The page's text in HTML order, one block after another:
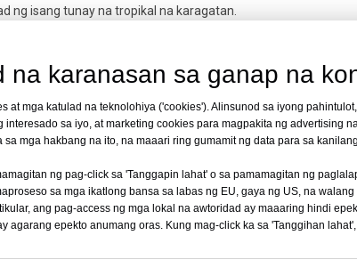
ng isang tunay na tropikal na karagatan.
karaniwang may mga pating at kaugnay na buhay sa tubig.
at propesyonal na disenyo, produksyon, pag-
Aquarium|Underwater tunnel aquarium, mangyaring
na karanasan sa ganap na
at mga katulad na teknolohiya ('cookies'). Alinsunod sa iyong
sa iyo, at marketing cookies para magpakita ng advertising
sa mga hakbang na ito, na maaari ring gumamit ng data para sa
ng pag-click sa 'Tanggapin lahat' o sa pamamagitan ng
sa mga ikatlong bansa sa labas ng EU, gaya ng US, na
ang pag-access ng mga lokal na awtoridad ay maaaring hindi
agarang epekto anumang oras. Kung mag-click ka sa 'Tanggihan